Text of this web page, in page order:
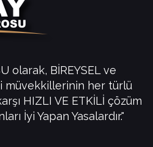
olarak, BİREYSEL ve
müvekkillerinin her türlü
HIZLI VE ETKİLİ çözüm
İyi Yapan Yasalardır."